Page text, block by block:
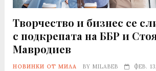
Творчество и бизнес се
с подкрепата на ББР и
Мавродиев
НОВИНКИ ОТ МИЛА BY MILABEB ФЕВ.